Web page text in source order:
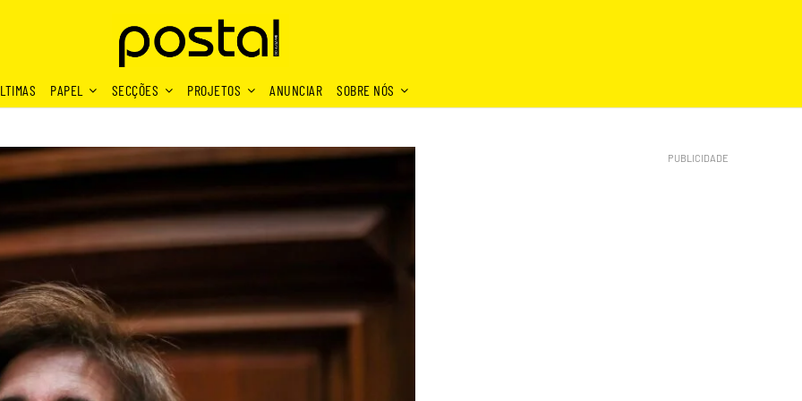
PAPEL SECÇÕES PROJETOS ANUNCIAR SOBRE NÓS